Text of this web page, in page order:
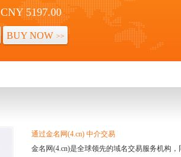
CNY 5197.00
BUY NOW >>
通过金名网(4.cn) 中介交易
金名网(4.cn)是全球领先的域名交易服务机构